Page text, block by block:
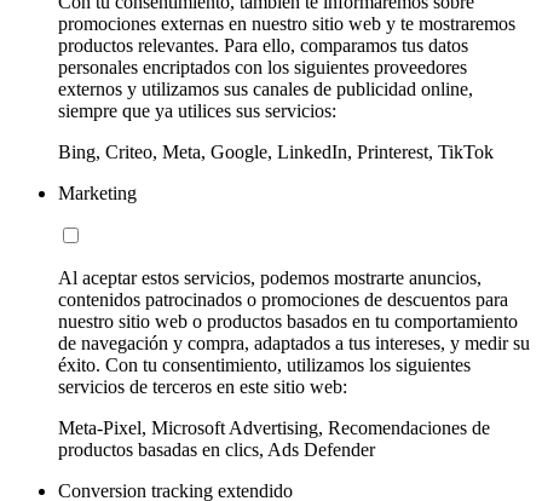
promociones externas en nuestro sitio web y te mostraremos
productos relevantes. Para ello, comparamos tus datos
personales encriptados con los siguientes proveedores
externos y utilizamos sus canales de publicidad online,
siempre que ya utilices sus servicios:
Bing, Criteo, Meta, Google, LinkedIn, Printerest, TikTok
Marketing
Al aceptar estos servicios, podemos mostrarte anuncios,
contenidos patrocinados o promociones de descuentos para
nuestro sitio web o productos basados en tu comportamiento
de navegación y compra, adaptados a tus intereses, y medir su
éxito. Con tu consentimiento, utilizamos los siguientes
servicios de terceros en este sitio web:
Meta-Pixel, Microsoft Advertising, Recomendaciones de
productos basadas en clics, Ads Defender
Conversion tracking extendido